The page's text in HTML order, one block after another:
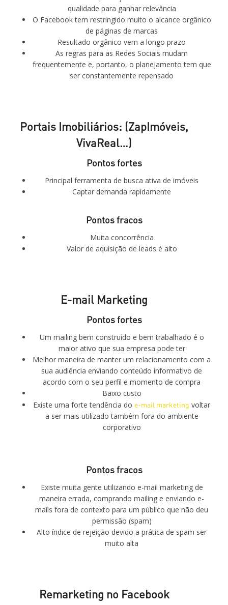
qualidade para ganhar relevância
O Facebook tem restringido muito o alcance orgânico
de páginas de marcas
Resultado orgânico vem a longo prazo
As regras para as Redes Sociais mudam
frequentemente e, portanto, o planejamento tem que
ser constantemente repensado
Portais Imobiliários: (ZapImóveis,
VivaReal…)
Pontos fortes
Principal ferramenta de busca ativa de imóveis
Captar demanda rapidamente
Pontos fracos
Muita concorrência
Valor de aquisição de leads é alto
E-mail Marketing
Pontos fortes
Um mailing bem construído e bem trabalhado é o
maior ativo que sua empresa pode ter
Melhor maneira de manter um relacionamento com a
sua audiência enviando conteúdo informativo de
acordo com o seu perfil e momento de compra
Baixo custo
Existe uma forte tendência do e-mail marketing voltar
a ser mais utilizado também fora do ambiente
corporativo
Pontos fracos
Existe muita gente utilizando e-mail marketing de
maneira errada, comprando mailing e enviando e-
mails fora de contexto para um público que não deu
permissão (spam)
Alto índice de rejeição devido a prática de spam ser
muito alta
Remarketing no Facebook